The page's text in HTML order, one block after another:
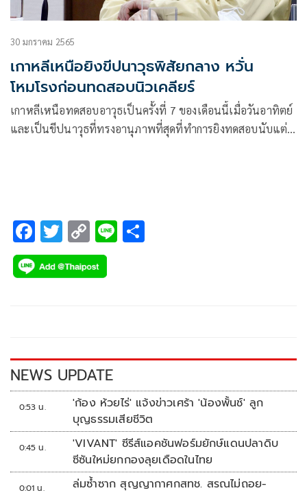
30 มกราคม 2565
เกาหลีเหนือยิงขีปนาวุธพิสัยกลาง หวั่น
โหมโรงก่อนทดสอบนิวเคลียร์
เกาหลีเหนือทดสอบอาวุธเป็นครั้งที่ 7 ของเดือนนี้เมื่อวันอาทิตย์
และเป็นขีปนาวุธที่ทรงอานุภาพที่สุดที่ทำการยิงทดสอบนับแต่ปี
F
ac
e
k
T
wi
tt
C
o
p
k
Li
NEWS UPDATE
0:53 น.
'ก้อง ห้วยไร่' แจ้งข่าวเศร้า 'น้องพั้นช์' ลูก
บุญธรรมเสียชีวิต
0:45 น.
'VIVANT' ซีรีส์แอคชันฟอร์มยักษ์แดนปลาดิบ
ซีซันใหม่ยกกองลุยเดือดในไทย
0:01 น.
ล่มซ้ำซาก สุญญากาศกสทช. สรณไม่ถอย-